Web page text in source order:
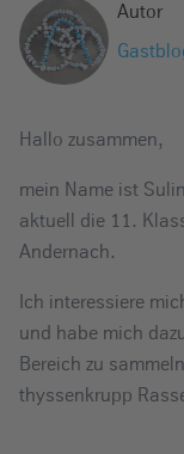
l
s
i
n
Autor
Hallo zusammen,
mein Name ist
aktuell die 11.
Andernach.
Ich interessiere
und habe mich
Bereich zu
thyssenkrupp